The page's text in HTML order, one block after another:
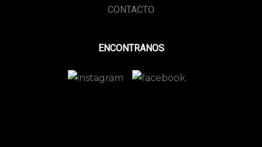
CONTACTO
ENCONTRANOS